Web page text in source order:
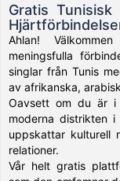
Gratis Tunisisk
Ahlan!
meningsfulla
singlar från Tunis
av afrikanska,
Oavsett om du är i
moderna distrikten
uppskattar kulturell
relationer.
Vår helt gratis